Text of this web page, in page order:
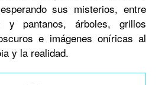
sus misterios, entre
y pantanos, árboles, grillos
e imágenes oníricas al
y la realidad.